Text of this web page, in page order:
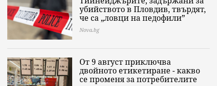
убийството в Пловдив, твърдят,
че са „ловци на педофили”
Nova.bg
От 9 август приключва
двойното етикетиране - какво
се променя за потребителите